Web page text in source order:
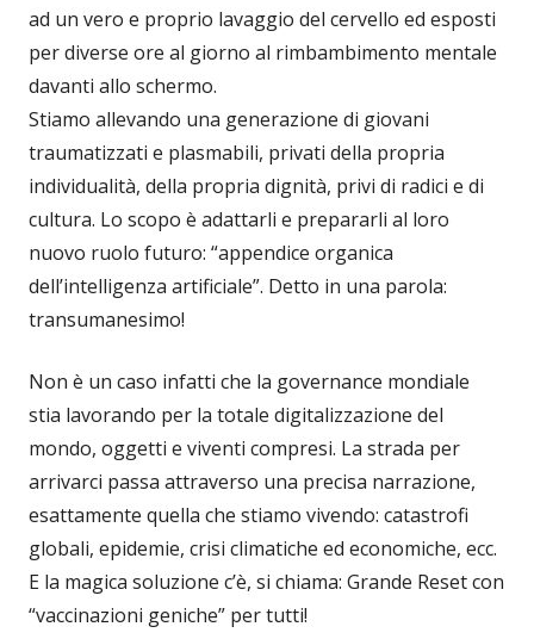
ad un vero e proprio lavaggio del cervello ed esposti
per diverse ore al giorno al rimbambimento mentale
davanti allo schermo.
Stiamo allevando una generazione di giovani
traumatizzati e plasmabili, privati della propria
individualità, della propria dignità, privi di radici e di
cultura. Lo scopo è adattarli e prepararli al loro
nuovo ruolo futuro: “appendice organica
dell’intelligenza artificiale”. Detto in una parola:
transumanesimo!
Non è un caso infatti che la governance mondiale
stia lavorando per la totale digitalizzazione del
mondo, oggetti e viventi compresi. La strada per
arrivarci passa attraverso una precisa narrazione,
esattamente quella che stiamo vivendo: catastrofi
globali, epidemie, crisi climatiche ed economiche, ecc.
E la magica soluzione c’è, si chiama: Grande Reset con
“vaccinazioni geniche” per tutti!